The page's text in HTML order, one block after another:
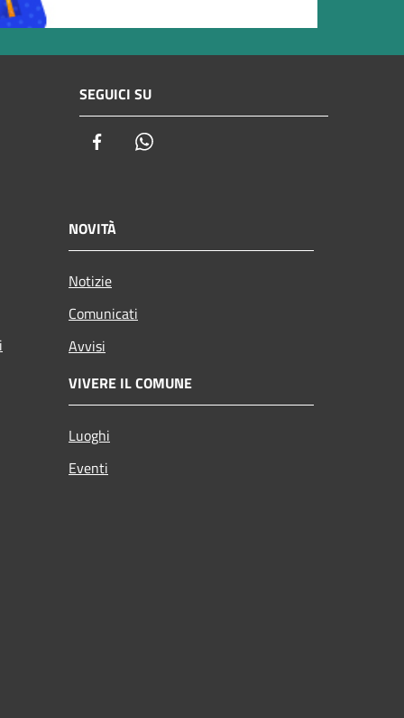
SEGUICI SU
Facebook
NOVITÀ
Notizie
Comunicati
Avvisi
VIVERE IL COMUNE
Luoghi
Eventi